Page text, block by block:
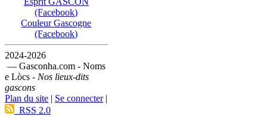
(Facebook)
Couleur Gascogne
(Facebook)
2024-2026
— Gasconha.com - Noms
e Lòcs - Nos lieux-dits
gascons
Plan du site | Se connecter|
RSS 2.0